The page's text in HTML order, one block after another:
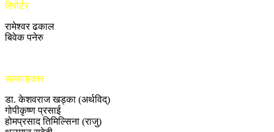
रिपोर्टर
रामेश्वर ढकाल
बिवेक पनेरु
सल्लाहकार
डा. केशवराज खड्का (अर्थविद्)
गोपीकृष्ण प्रसाई
होमप्रसाद तिमिल्सिना (राजु)